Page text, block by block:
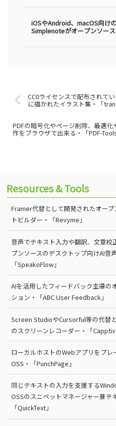
iOSやAndroid、macOS向け
Simplenoteがオープンソー
CC0ライセンスで配布されて
に描かれたイラスト集・「
PDFの暗号化やページ削除、最適
作をブラウザで出来る・「PDF-Tools
Resources & Tools
Framer代替として開発されたオー
トビルダー・「Revyme」
音声でテキスト入力や翻訳、文章校
プンソースのデスクトップ向けAI音
「SpeakoFlow」
AIを活用したフィードバック主導の
ション・「ABC User Feedback」
Screen StudioやCursorful等の代替
のスクリーンレコーダー・「
ローカルホストのWebアプリをプレ
OSS・「PunchPage」
同じテキストの入力を支援する
OSSのスニペットマネージャー兼テ
「QuickText」